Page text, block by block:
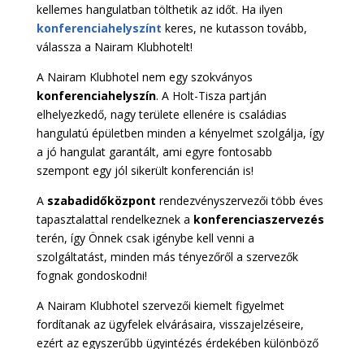
kellemes hangulatban tölthetik az időt. Ha ilyen
konferenciahelyszínt keres, ne kutasson tovább,
válassza a Nairam Klubhotelt!
A Nairam Klubhotel nem egy szokványos
konferenciahelyszín. A Holt-Tisza partján
elhelyezkedő, nagy területe ellenére is családias
hangulatú épületben minden a kényelmet szolgálja, így
a jó hangulat garantált, ami egyre fontosabb
szempont egy jól sikerült konferencián is!
A szabadidőközpont rendezvényszervezői több éves
tapasztalattal rendelkeznek a konferenciaszervezés
terén, így Önnek csak igénybe kell venni a
szolgáltatást, minden más tényezőről a szervezők
fognak gondoskodni!
A Nairam Klubhotel szervezői kiemelt figyelmet
fordítanak az ügyfelek elvárásaira, visszajelzéseire,
ezért az egyszerűbb ügyintézés érdekében különböző